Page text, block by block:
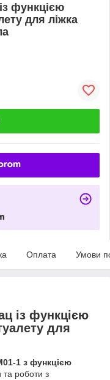
функцією
для ліжка
Оплата Умови
із функцією
для
01-1 з функцією
роботи з